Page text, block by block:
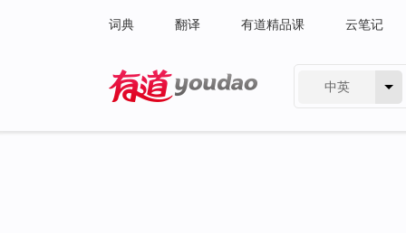
词典 翻译 有道精品课 云笔记
中英